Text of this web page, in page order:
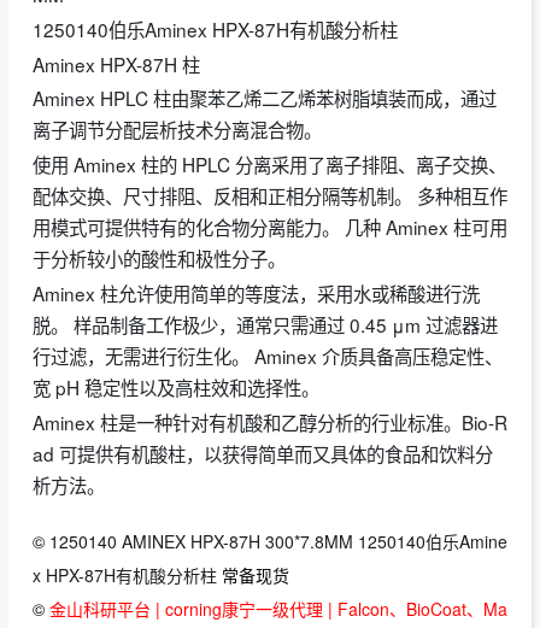
1250140伯乐Aminex HPX-87H有机酸分析柱
Aminex HPX-87H 柱
Aminex HPLC 柱由聚苯乙烯二乙烯苯树脂填装而成，通过
离子调节分配层析技术分离混合物。
使用 Aminex 柱的 HPLC 分离采用了离子排阻、离子交换、
配体交换、尺寸排阻、反相和正相分隔等机制。 多种相互作
用模式可提供特有的化合物分离能力。 几种 Aminex 柱可用
于分析较小的酸性和极性分子。
Aminex 柱允许使用简单的等度法，采用水或稀酸进行洗
脱。 样品制备工作极少，通常只需通过 0.45 μm 过滤器进
行过滤，无需进行衍生化。 Aminex 介质具备高压稳定性、
宽 pH 稳定性以及高柱效和选择性。
Aminex 柱是一种针对有机酸和乙醇分析的行业标准。Bio-R
ad 可提供有机酸柱，以获得简单而又具体的食品和饮料分
析方法。
© 1250140 AMINEX HPX-87H 300*7.8MM 1250140伯乐Amine
x HPX-87H有机酸分析柱 常备现货
© 金山科研平台 | corning康宁一级代理 | Falcon、BioCoat、Ma